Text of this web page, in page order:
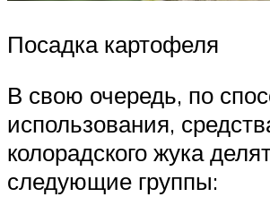
Посадка картофеля
В свою очередь, по
использования,
колорадского жука
следующие группы: